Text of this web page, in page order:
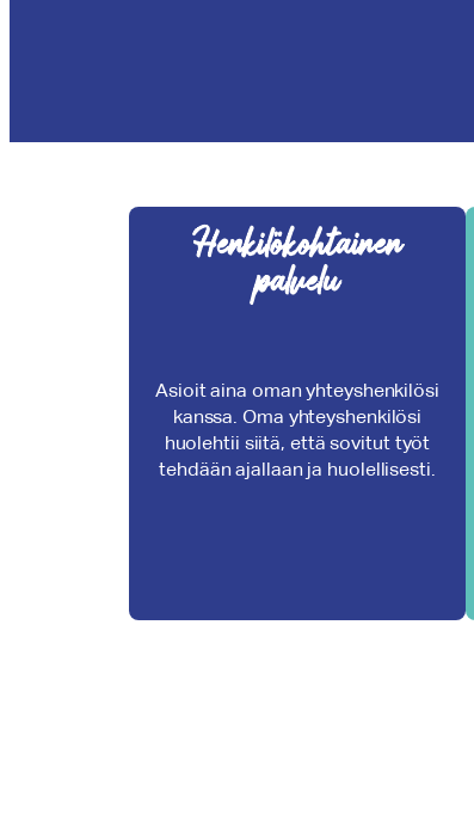
Henkilökohtainen
palvelu
Asioit aina oman yhteyshenkilösi
kanssa. Oma yhteyshenkilösi
huolehtii siitä, että sovitut työt
tehdään ajallaan ja huolellisesti.